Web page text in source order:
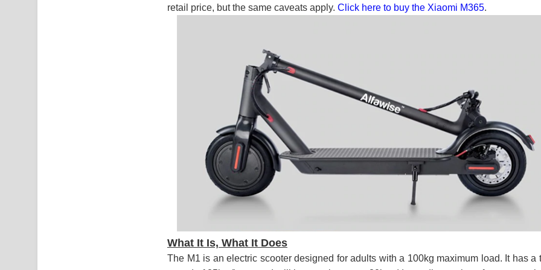
retail price, but the same caveats apply. Click here to buy the Xiaomi M365.
What It Is, What It Does
The M1 is an electric scooter designed for adults with a 100kg maximum load. It has a